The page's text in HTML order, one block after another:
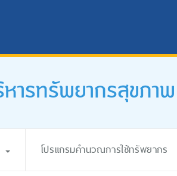
ารทรัพยากรสุขภาพ
โปรแกรมคำนวณการใช้ทรัพยากร